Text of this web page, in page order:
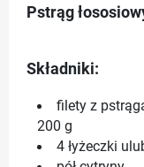
Pstrąg
Składniki:
filety z
200 g
4 łyżeczki